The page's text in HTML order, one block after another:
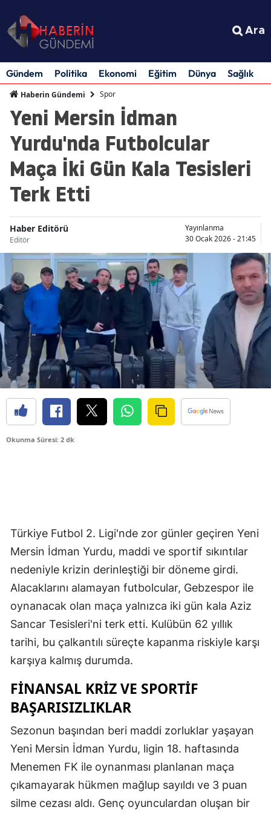
Ara
Gündem Politika Ekonomi Eğitim Dünya Sağlık
Haberin Gündemi Spor
Yeni Mersin İdman
Yurdu'nda Futbolcular
Maça İki Gün Kala Tesisleri
Terk Etti
Haber Editörü
Editör
Yayınlanma
30 Ocak 2026 - 21:45
Okunma Süresi: 2 dk
Türkiye Futbol 2. Ligi'nde zor günler geçiren Yeni
Mersin İdman Yurdu, maddi ve sportif sıkıntılar
nedeniyle krizin derinleştiği bir döneme girdi.
Alacaklarını alamayan futbolcular, Gebzespor ile
oynanacak olan maça yalnızca iki gün kala Aziz
Sancar Tesisleri'ni terk etti. Kulübün 62 yıllık
tarihi, bu çalkantılı süreçte kapanma riskiyle karşı
karşıya kalmış durumda.
FINANSAL KRIZ VE SPORTIF
BAŞARISIZLIKLAR
Sezonun başından beri maddi zorluklar yaşayan
Yeni Mersin İdman Yurdu, ligin 18. haftasında
Menemen FK ile oynanması planlanan maça
çıkamayarak hükmen mağlup sayıldı ve 3 puan
silme cezası aldı. Genç oyunculardan oluşan bir